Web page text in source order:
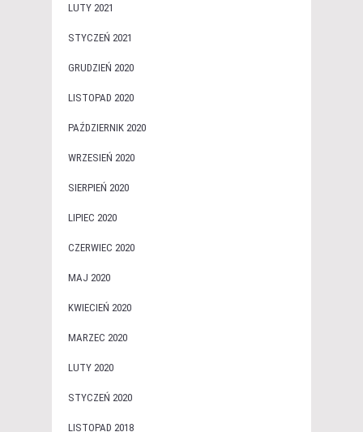
LUTY 2021
STYCZEŃ 2021
GRUDZIEŃ 2020
LISTOPAD 2020
PAŹDZIERNIK 2020
WRZESIEŃ 2020
SIERPIEŃ 2020
LIPIEC 2020
CZERWIEC 2020
MAJ 2020
KWIECIEŃ 2020
MARZEC 2020
LUTY 2020
STYCZEŃ 2020
LISTOPAD 2018